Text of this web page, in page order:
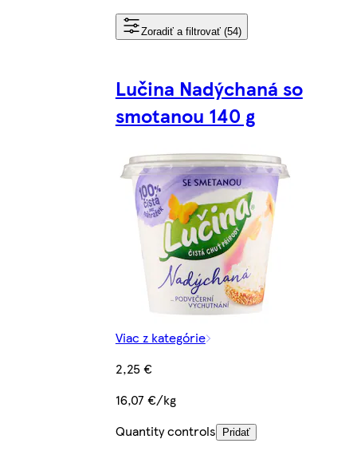
Zoradiť a filtrovať (54)
Lučina Nadýchaná so
smotanou 140 g
Viac z kategórie
2,25 €
16,07 €/kg
Quantity controls
Pridať